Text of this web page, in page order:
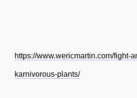
https://www.wericmartin.com/fight-
karnivorous-plants/